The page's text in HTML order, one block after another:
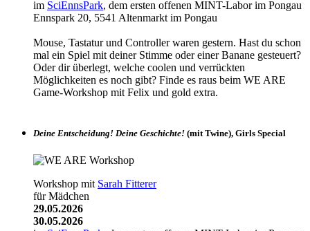
im SciEnnsPark, dem ersten offenen MINT-Labor im Pongau
Ennspark 20, 5541 Altenmarkt im Pongau
Mouse, Tastatur und Controller waren gestern. Hast du schon
mal ein Spiel mit deiner Stimme oder einer Banane gesteuert?
Oder dir überlegt, welche coolen und verrückten
Möglichkeiten es noch gibt? Finde es raus beim WE ARE
Game-Workshop mit Felix und gold extra.
Deine Entscheidung! Deine Geschichte! (mit Twine), Girls Special
Workshop mit Sarah Fitterer
für Mädchen
29.05.2026
30.05.2026